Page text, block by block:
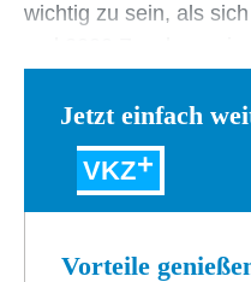
wichtig zu sein, als
Jetzt einfach
VKZ
Vorteile